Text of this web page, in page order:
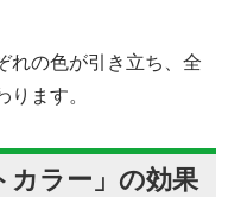
れの色が引き立ち、全
ます。
カラー」の効果